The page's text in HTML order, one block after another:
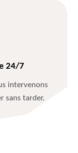
24/7
intervenons
sans tarder.